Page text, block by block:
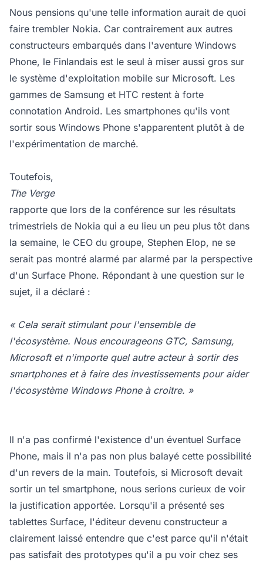
Nous pensions qu'une telle information aurait de quoi
faire trembler Nokia. Car contrairement aux autres
constructeurs embarqués dans l'aventure Windows
Phone, le Finlandais est le seul à miser aussi gros sur
le système d'exploitation mobile sur Microsoft. Les
gammes de Samsung et HTC restent à forte
connotation Android. Les smartphones qu'ils vont
sortir sous Windows Phone s'apparentent plutôt à de
l'expérimentation de marché.
Toutefois,
The Verge
rapporte que lors de la conférence sur les résultats
trimestriels de Nokia qui a eu lieu un peu plus tôt dans
la semaine, le CEO du groupe, Stephen Elop, ne se
serait pas montré alarmé par alarmé par la perspective
d'un Surface Phone. Répondant à une question sur le
sujet, il a déclaré :
« Cela serait stimulant pour l'ensemble de
l'écosystème. Nous encourageons GTC, Samsung,
Microsoft et n'importe quel autre acteur à sortir des
smartphones et à faire des investissements pour aider
l'écosystème Windows Phone à croitre. »
Il n'a pas confirmé l'existence d'un éventuel Surface
Phone, mais il n'a pas non plus balayé cette possibilité
d'un revers de la main. Toutefois, si Microsoft devait
sortir un tel smartphone, nous serions curieux de voir
la justification apportée. Lorsqu'il a présenté ses
tablettes Surface, l'éditeur devenu constructeur a
clairement laissé entendre que c'est parce qu'il n'était
pas satisfait des prototypes qu'il a pu voir chez ses